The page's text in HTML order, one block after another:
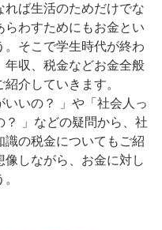
れば生活のためだけでな
らわすためにもお金とい
。そこで学生時代が終わ
年収、税金などお金全般
介していきます。
いいの？ 」や「社会人っ
」などの疑問から、社
の税金についてもご紹
しながら、お金に対し